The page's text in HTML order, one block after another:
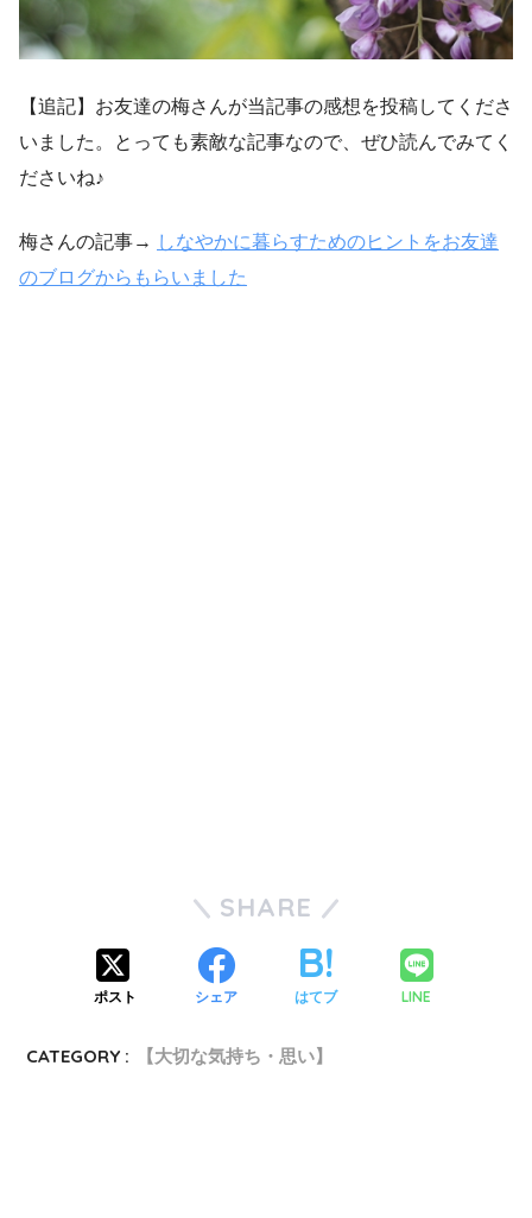
【追記】お友達の梅さんが当記事の感想を投稿してくださ
いました。とっても素敵な記事なので、ぜひ読んでみてく
ださいね♪
梅さんの記事→ しなやかに暮らすためのヒントをお友達
のブログからもらいました
SHARE
ポスト シェア はてブ LINE
CATEGORY : 【大切な気持ち・思い】